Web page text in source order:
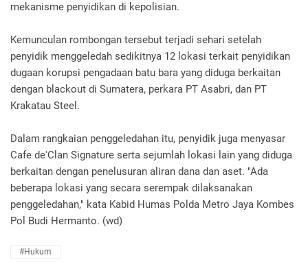
mekanisme penyidikan di kepolisian.
Kemunculan rombongan tersebut terjadi sehari setelah
penyidik menggeledah sedikitnya 12 lokasi terkait penyidikan
dugaan korupsi pengadaan batu bara yang diduga berkaitan
dengan blackout di Sumatera, perkara PT Asabri, dan PT
Krakatau Steel.
Dalam rangkaian penggeledahan itu, penyidik juga menyasar
Cafe de'Clan Signature serta sejumlah lokasi lain yang diduga
berkaitan dengan penelusuran aliran dana dan aset. "Ada
beberapa lokasi yang secara serempak dilaksanakan
penggeledahan," kata Kabid Humas Polda Metro Jaya Kombes
Pol Budi Hermanto. (wd)
#Hukum